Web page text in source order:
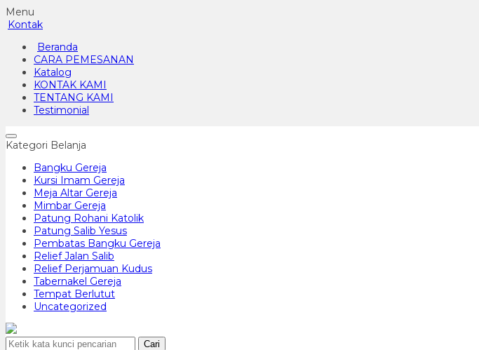
Menu
Kontak
Beranda
CARA PEMESANAN
Katalog
KONTAK KAMI
TENTANG KAMI
Testimonial
Kategori Belanja
Bangku Gereja
Kursi Imam Gereja
Meja Altar Gereja
Mimbar Gereja
Patung Rohani Katolik
Patung Salib Yesus
Pembatas Bangku Gereja
Relief Jalan Salib
Relief Perjamuan Kudus
Tabernakel Gereja
Tempat Berlutut
Uncategorized
Cari